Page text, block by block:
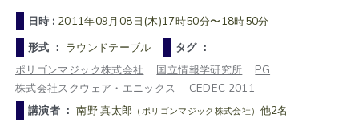
日時 : 2011年09月08日(木)17時50分〜18時50分
形式 ： ラウンドテーブル
タグ ：
ポリゴンマジック株式会社
国立情報学研究所
PG
株式会社スクウェア・エニックス
CEDEC 2011
講演者 ：南野 真太郎 （ポリゴンマジック株式会社） 他2名